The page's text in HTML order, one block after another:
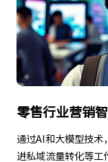
零售行业营销
通过AI和大模型技术
进私域流量转化等工